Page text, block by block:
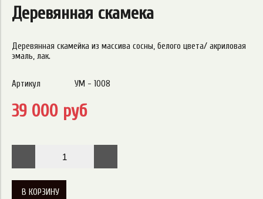
Деревянная скамека
Деревянная скамейка из массива сосны, белого цвета/ акриловая
эмаль, лак.
Артикул УМ - 1008
39 000 руб
В КОРЗИНУ